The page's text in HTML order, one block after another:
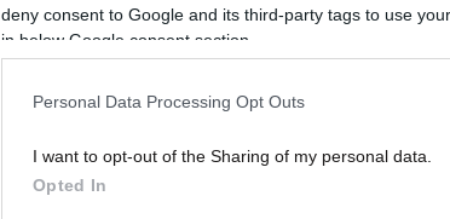
deny consent to Google and its third-party tags to use
in below Google consent section.
Personal Data Processing Opt Outs
I want to opt-out of the Sharing of my personal data.
Opted In